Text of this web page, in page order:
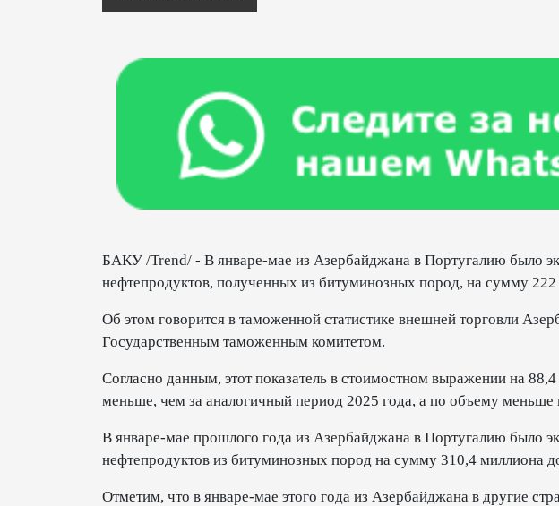
БАКУ /Trend/ - В январе-мае из Азербайджана в Португалию было
нефтепродуктов, полученных из битуминозных пород, на сумму
Об этом говорится в таможенной статистике внешней торговли
Государственным таможенным комитетом.
Согласно данным, этот показатель в стоимостном выражении на
меньше, чем за аналогичный период 2025 года, а по объему меньше
В январе-мае прошлого года из Азербайджана в Португалию было
нефтепродуктов из битуминозных пород на сумму 310,4 миллиона
Отметим, что в январе-мае этого года из Азербайджана в другие